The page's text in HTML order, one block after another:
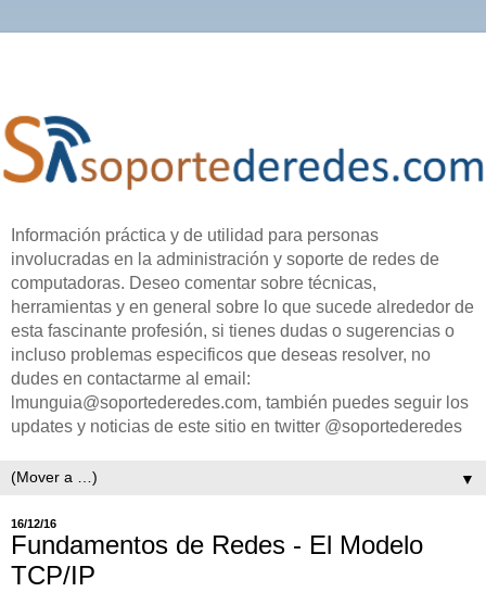
Información práctica y de utilidad para personas
involucradas en la administración y soporte de redes de
computadoras. Deseo comentar sobre técnicas,
herramientas y en general sobre lo que sucede alrededor de
esta fascinante profesión, si tienes dudas o sugerencias o
incluso problemas especificos que deseas resolver, no
dudes en contactarme al email:
lmunguia@soportederedes.com, también puedes seguir los
updates y noticias de este sitio en twitter @soportederedes
▼
16/12/16
Fundamentos de Redes - El Modelo
TCP/IP